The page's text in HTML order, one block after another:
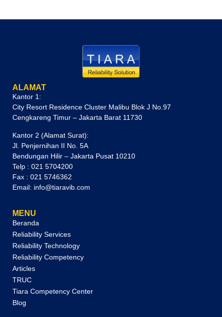
ALAMAT
Kantor 1:
City Resort Residence Cluster Malibu Blok J No.97
Cengkareng Timur – Jakarta Barat 11730
Kantor 2 (Alamat Surat):
Jl. Penjernihan II No. 5A
Bendungan Hilir – Jakarta Pusat 10210
Telp : 021 5704200
Fax : 021 5746362
Email: info@tiaravib.com
MENU
Beranda
Reliability Services
Reliability Technology
Reliability Competency
Articles
TRUC
Tiara Competency Center
Blog